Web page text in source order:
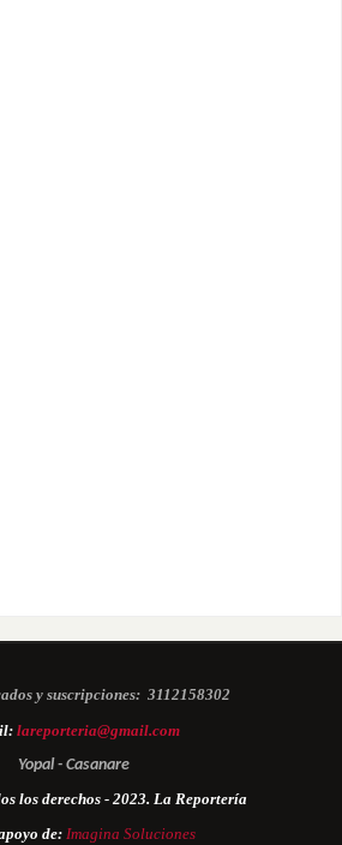
y suscripciones: 3112158302
lareporteria@gmail.com
Yopal - Casanare
los derechos - 2023. La Reportería
de: Imagina Soluciones